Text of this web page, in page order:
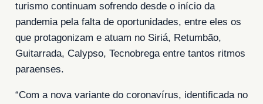
turismo continuam sofrendo desde o início da
pandemia pela falta de oportunidades, entre eles os
que protagonizam e atuam no Siriá, Retumbão,
Guitarrada, Calypso, Tecnobrega entre tantos ritmos
paraenses.
“Com a nova variante do coronavírus, identificada no